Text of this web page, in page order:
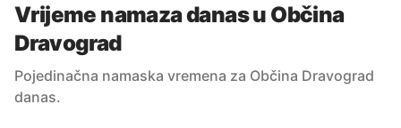
Vrijeme namaza danas u Občina
Dravograd
Pojedinačna namaska vremena za Občina Dravograd
danas.